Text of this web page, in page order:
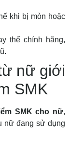
khi bị mòn hoặc
thế chính hãng,
nữ giới
SMK
SMK cho nữ,
nữ đang sử dụng